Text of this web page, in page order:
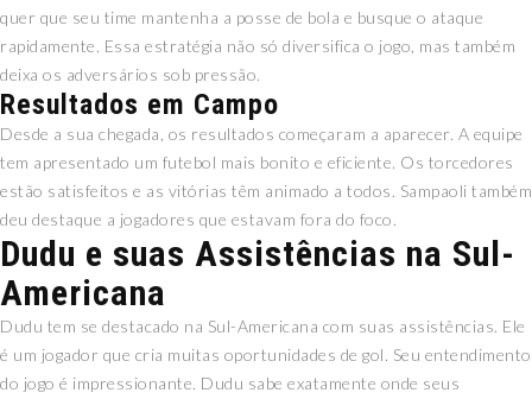
quer que seu time mantenha a posse de bola e busque o ataque
rapidamente. Essa estratégia não só diversifica o jogo, mas também
deixa os adversários sob pressão.
Resultados em Campo
Desde a sua chegada, os resultados começaram a aparecer. A equipe
tem apresentado um futebol mais bonito e eficiente. Os torcedores
estão satisfeitos e as vitórias têm animado a todos. Sampaoli também
deu destaque a jogadores que estavam fora do foco.
Dudu e suas Assistências na Sul-
Americana
Dudu tem se destacado na Sul-Americana com suas assistências. Ele
é um jogador que cria muitas oportunidades de gol. Seu entendimento
do jogo é impressionante. Dudu sabe exatamente onde seus